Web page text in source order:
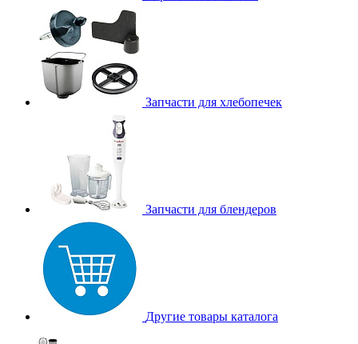
Запчасти для хлебопечек
Запчасти для блендеров
Другие товары каталога